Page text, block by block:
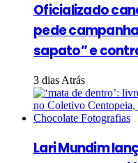
Oficializado
pede
sapato” e
3 dias Atrás
Lari Mundim